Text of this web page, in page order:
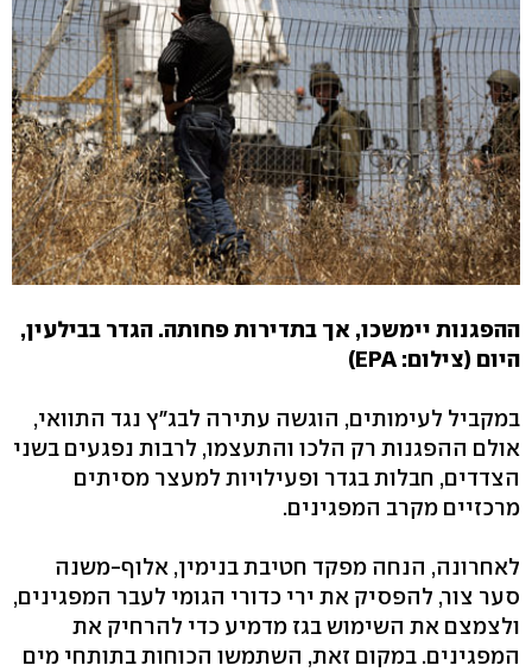
ההפגנות יימשכו, אך בתדירות פחותה. הגדר בבילעין,
היום (צילום: EPA)
במקביל לעימותים, הוגשה עתירה לבג"ץ נגד התוואי,
אולם ההפגנות רק הלכו והתעצמו, לרבות נפגעים בשני
הצדדים, חבלות בגדר ופעילויות למעצר מסיתים
מרכזיים מקרב המפגינים.
לאחרונה, הנחה מפקד חטיבת בנימין, אלוף-משנה
סער צור, להפסיק את ירי כדורי הגומי לעבר המפגינים,
ולצמצם את השימוש בגז מדמיע כדי להרחיק את
המפגינים. במקום זאת, השתמשו הכוחות בתותחי מים